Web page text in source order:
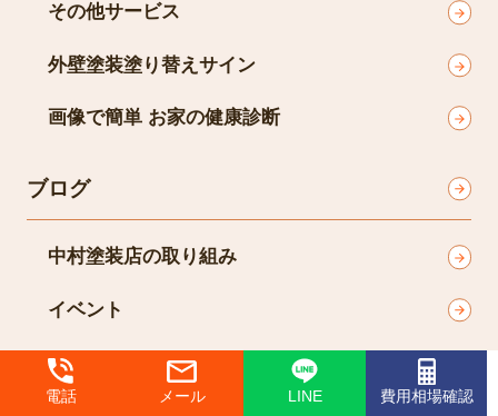
その他サービス
外壁塗装塗り替えサイン
画像で簡単 お家の健康診断
ブログ
中村塗装店の取り組み
イベント
キャンペーン
電話 メール LINE 費用相場確認